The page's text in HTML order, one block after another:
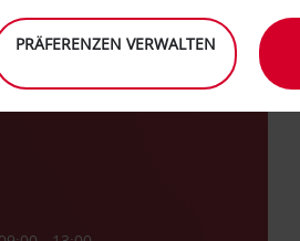
PRÄFERENZEN VERWALTEN